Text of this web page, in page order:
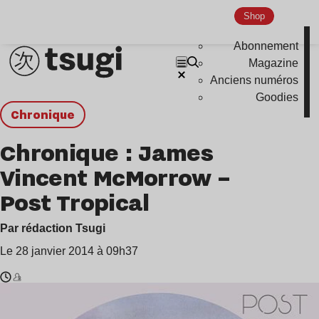
Shop
Abonnement
Magazine
Anciens numéros
Goodies
chronique
Chronique : James
Vincent McMorrow –
Post Tropical
Par rédaction Tsugi
Le 28 janvier 2014 à 09h37